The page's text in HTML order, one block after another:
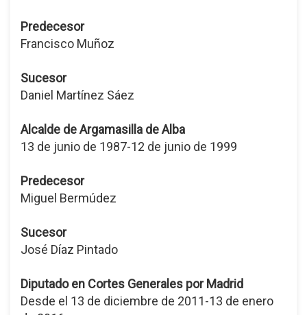
Predecesor
Francisco Muñoz
Sucesor
Daniel Martínez Sáez
Alcalde de Argamasilla de Alba
13 de junio de 1987-12 de junio de 1999
Predecesor
Miguel Bermúdez
Sucesor
José Díaz Pintado
Diputado en Cortes Generales por Madrid
Desde el 13 de diciembre de 2011-13 de enero